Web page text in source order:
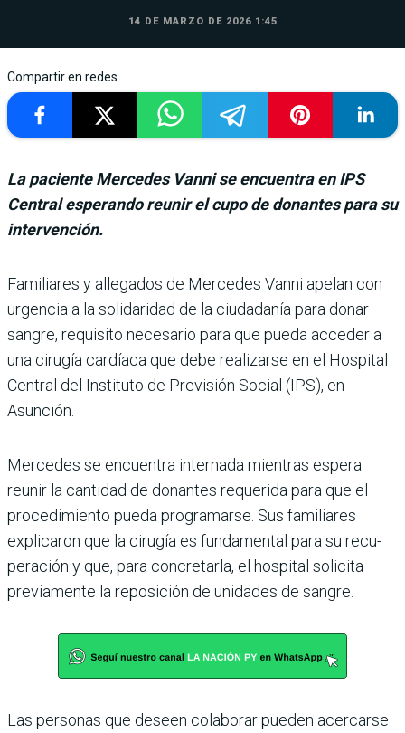
14 DE MARZO DE 2026 1:45
Compartir en redes
La paciente Mercedes Vanni se encuentra en IPS
Central esperando reunir el cupo de donantes para su
intervención.
Familiares y allegados de Mercedes Vanni apelan con
urgencia a la solidaridad de la ciudadanía para donar
sangre, requisito necesa­rio para que pueda acceder a
una cirugía cardíaca que debe realizarse en el Hos­pital
Central del Instituto de Previsión Social (IPS), en
Asunción.
Mercedes se encuentra internada mientras espera
reunir la cantidad de donan­tes requerida para que el
procedimiento pueda pro­gramarse. Sus familiares
explicaron que la cirugía es fundamental para su recu­
peración y que, para con­cretarla, el hospital solicita
previamente la reposición de unidades de sangre.
Las personas que deseen colaborar pueden acercarse